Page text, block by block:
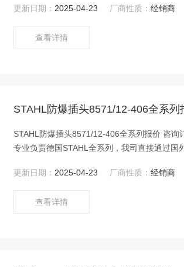
更新日期： 2025-04-23 厂商性质：经销商
查看详情
STAHL防爆插头8571/12-406全系列
STAHL防爆插头8571/12-406全系列报价 咨询
专业负责德国STAHL全系列，我司直接通过国
更新日期： 2025-04-23 厂商性质：经销商
查看详情